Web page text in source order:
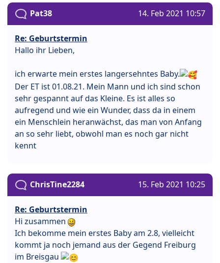
Pat38 14. Feb 2021 10:57
Re: Geburtstermin
Hallo ihr Lieben,
ich erwarte mein erstes langersehntes Baby.
Der ET ist 01.08.21. Mein Mann und ich sind schon
sehr gespannt auf das Kleine. Es ist alles so
aufregend und wie ein Wunder, dass da in einem
ein Menschlein heranwächst, das man von Anfang
an so sehr liebt, obwohl man es noch gar nicht
kennt
ChrisTine2284 15. Feb 2021 10:25
Re: Geburtstermin
Hi zusammen
Ich bekomme mein erstes Baby am 2.8, vielleicht
kommt ja noch jemand aus der Gegend Freiburg
im Breisgau